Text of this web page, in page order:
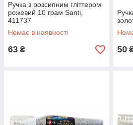
Ручка з розсипним гліттером
рожевий 10 грам Santi,
411737
Немає в наявності
63 ₴ 50